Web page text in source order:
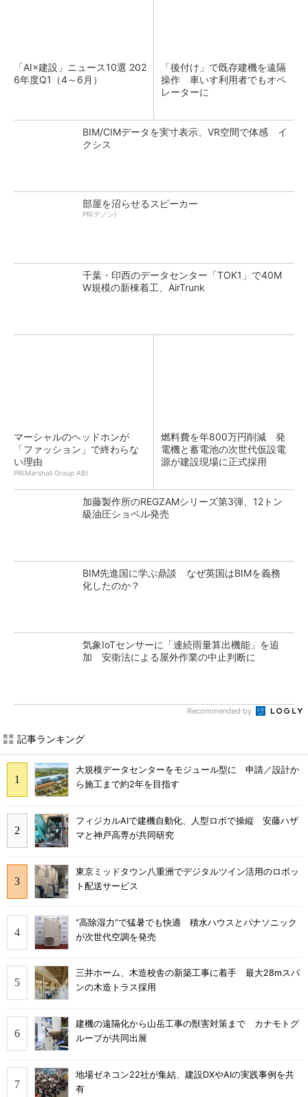
「AI×建設」ニュース10選 202
6年度Q1（4～6月）
「後付け」で既存建機を遠隔
操作 車いす利用者でもオペ
レーターに
BIM/CIMデータを実寸表示、VR空間で体感 イ
クシス
部屋を沼らせるスピーカー
PR(デノン)
千葉・印西のデータセンター「TOK1」で40M
W規模の新棟着工、AirTrunk
マーシャルのヘッドホンが
「ファッション」で終わらな
い理由
PR(Marshall Group AB)
燃料費を年800万円削減 発
電機と蓄電池の次世代仮設電
源が建設現場に正式採用
加藤製作所のREGZAMシリーズ第3弾、12トン
級油圧ショベル発売
BIM先進国に学ぶ鼎談 なぜ英国はBIMを義務
化したのか？
気象IoTセンサーに「連続雨量算出機能」を追
加 安衛法による屋外作業の中止判断に
Recommended by
記事ランキング
大規模データセンターをモジュール型に 申請／設計か
ら施工まで約2年を目指す
フィジカルAIで建機自動化、人型ロボで操縦 安藤ハザ
マと神戸高専が共同研究
東京ミッドタウン八重洲でデジタルツイン活用のロボッ
ト配送サービス
“高除湿力”で猛暑でも快適 積水ハウスとパナソニック
が次世代空調を発売
三井ホーム、木造校舎の新築工事に着手 最大28mスパ
ンの木造トラス採用
建機の遠隔化から山岳工事の獣害対策まで カナモトグ
ループが共同出展
地場ゼネコン22社が集結、建設DXやAIの実践事例を共
有